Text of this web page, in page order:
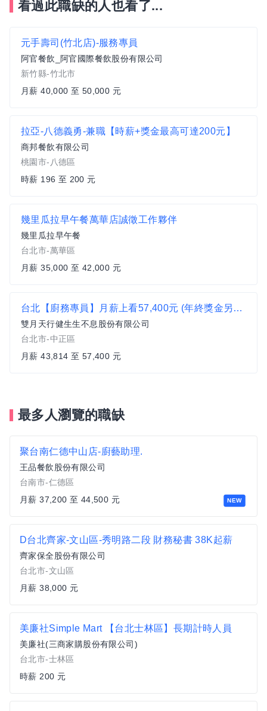
看過此職缺的人也看了...
元手壽司(竹北店)-服務專員
阿官餐飲_阿官國際餐飲股份有限公司
新竹縣-竹北市
月薪 40,000 至 50,000 元
拉亞-八德義勇-兼職【時薪+獎金最高可達200元】
商邦餐飲有限公司
桃園市-八德區
時薪 196 至 200 元
幾里瓜拉早午餐萬華店誠徵工作夥伴
幾里瓜拉早午餐
台北市-萬華區
月薪 35,000 至 42,000 元
台北【廚務專員】月薪上看57,400元 (年終獎金另計)
雙月天行健生生不息股份有限公司
台北市-中正區
月薪 43,814 至 57,400 元
最多人瀏覽的職缺
NEW
聚台南仁德中山店-廚藝助理.
王品餐飲股份有限公司
台南市-仁德區
月薪 37,200 至 44,500 元
D台北齊家-文山區-秀明路二段 財務秘書 38K起薪
齊家保全股份有限公司
台北市-文山區
月薪 38,000 元
美廉社Simple Mart 【台北士林區】長期計時人員
美廉社(三商家購股份有限公司)
台北市-士林區
時薪 200 元